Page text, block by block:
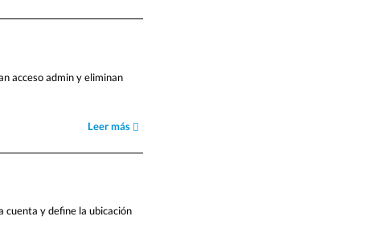
acceso admin y eliminan
Leer más
cuenta y define la ubicación